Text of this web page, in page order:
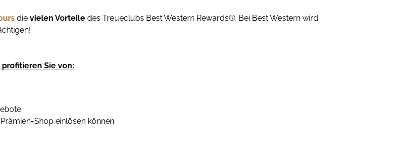
die vielen Vorteile des Treueclubs Best Western Rewards®. Bei Best Western wird
Sie von:
Shop einlösen können